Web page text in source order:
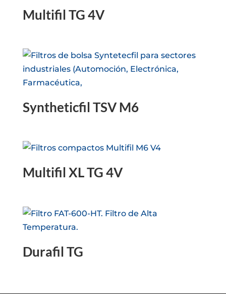
Multifil TG 4V
Syntheticfil TSV M6
Multifil XL TG 4V
Durafil TG